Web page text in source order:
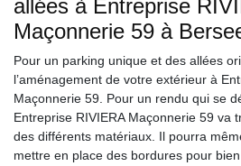
allées à Entreprise
Maçonnerie 59 à
Pour un parking unique et des allées
l’aménagement de votre extérieur à
Maçonnerie 59. Pour un rendu qui se
Entreprise RIVIERA Maçonnerie 59 va
des différents matériaux. Il pourra
mettre en place des bordures pour